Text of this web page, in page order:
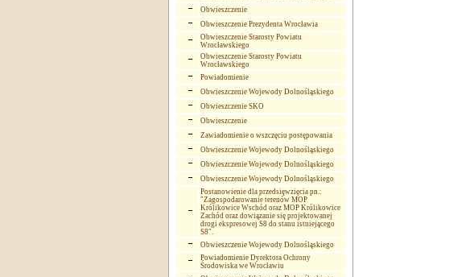
Obwieszczenie
Obwieszczenie Prezydenta Wrocławia
Obwieszczenie Starosty Powiatu
Wrocławskiego
Obwieszczenie Starosty Powiatu
Wrocławskiego
Powiadomienie
Obwieszczenie Wojewody Dolnośląskiego
Obwieszczenie SKO
Obwieszczenie
Zawiadomienie o wszczęciu postępowania
Obwieszczenie Wojewody Dolnośląskiego
Obwieszczenie Wojewody Dolnośląskiego
Obwieszczenie Wojewody Dolnośląskiego
Postanowienie dla przedsięwzięcia pn.:
"Zagospodarowanie terenów MOP
Królikowice Wschód oraz MOP Królikowice
Zachód oraz dowiązanie się projektowanej
drogi ekspresowej S8 do stanu istniejącego
S8".
Obwieszczenie Wojewody Dolnośląskiego
Powiadomienie Dyrektora Ochrony
Środowiska we Wrocławiu